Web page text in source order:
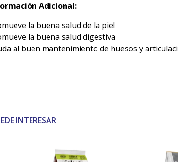
Adicional:
la buena salud de la piel
la buena salud digestiva
al buen mantenimiento de huesos y
INTERESAR